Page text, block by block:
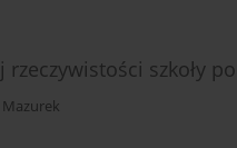
szkoły
Mazurek